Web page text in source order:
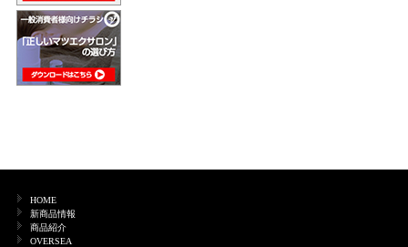
HOME
新商品情報
商品紹介
OVERSEA